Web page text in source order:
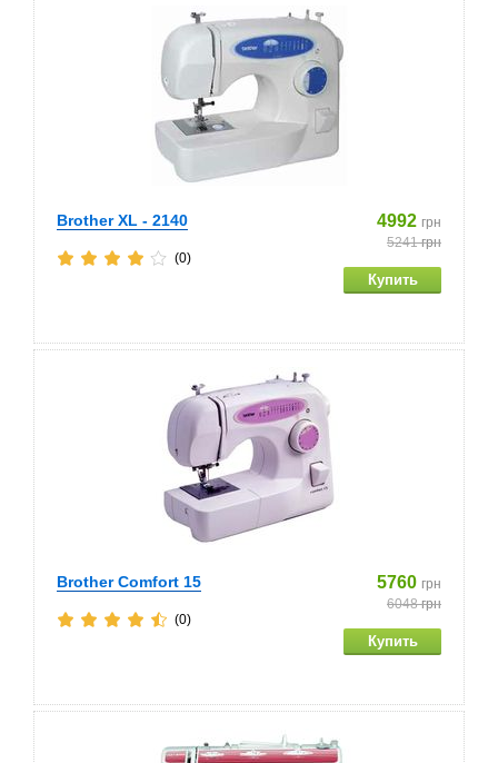
Brother XL - 2140 4992 грн
5241грн
(0)
Brother Comfort 15 5760 грн
6048грн
(0)